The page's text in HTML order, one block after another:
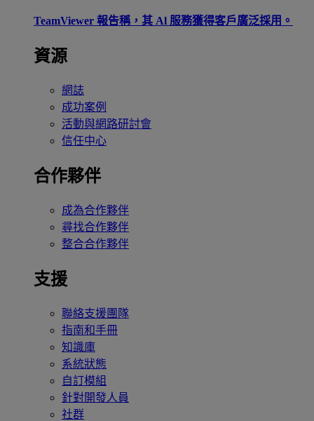
TeamViewer 報告稱，其 Al 服務獲得客戶廣泛採用。
資源
網誌
成功案例
活動與網路研討會
信任中心
合作夥伴
成為合作夥伴
尋找合作夥伴
整合合作夥伴
支援
聯絡支援團隊
指南和手冊
知識庫
系統狀態
自訂模組
針對開發人員
社群